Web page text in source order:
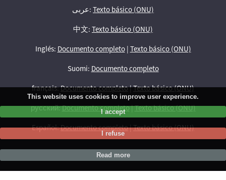
عربى: Texto básico (ONU)
中文: Texto básico (ONU)
Inglés: Documento completo| Texto básico (ONU)
Suomi: Documento completo
français:Documento completo|Texto básico (ONU)
русский:Documento completo|Texto básico (ONU)
Español:Documento completo|Texto básico (ONU)
This website uses cookies to improve user experience.
I accept
I refuse
Read more